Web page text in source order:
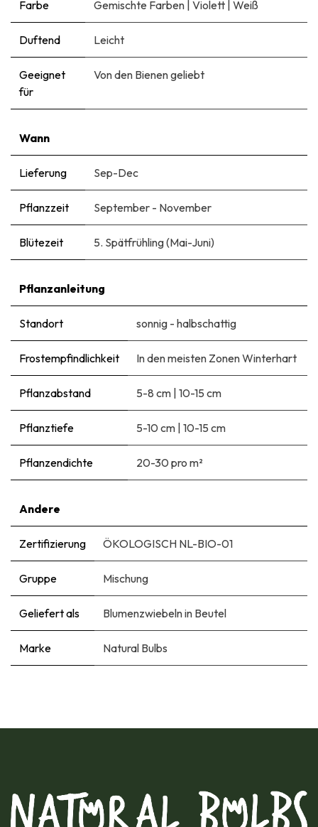
Farbe Gemischte Farben | Violett | Weiß
Duftend Leicht
Geeignet
für
Von den Bienen geliebt
Wann
Lieferung Sep-Dec
Pflanzzeit September - November
Blütezeit 5. Spätfrühling (Mai-Juni)
Pflanzanleitung
Standort sonnig - halbschattig
Frostempfindlichkeit In den meisten Zonen Winterhart
Pflanzabstand 5-8 cm | 10-15 cm
Pflanztiefe 5-10 cm | 10-15 cm
Pflanzendichte 20-30 pro m²
Andere
Zertifizierung ÖKOLOGISCH NL-BIO-01
Gruppe Mischung
Geliefert als Blumenzwiebeln in Beutel
Marke Natural Bulbs